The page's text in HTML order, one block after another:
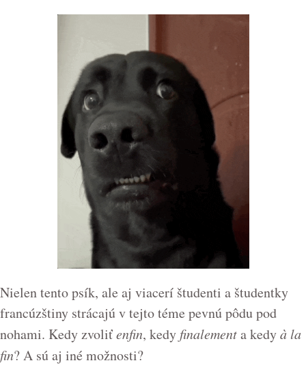
Nielen tento psík, ale aj viacerí študenti a študentky
francúzštiny strácajú v tejto téme pevnú pôdu pod
nohami. Kedy zvoliťenfin, kedy finalementa kedyà la
fin? A sú aj iné možnosti?